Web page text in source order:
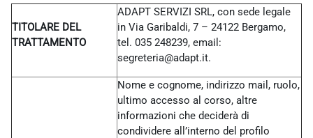
TITOLARE DEL
TRATTAMENTO
ADAPT SERVIZI SRL, con sede legale
in Via Garibaldi, 7 – 24122 Bergamo,
tel. 035 248239, email:
segreteria@adapt.it.
Nome e cognome, indirizzo mail, ruolo,
ultimo accesso al corso, altre
informazioni che deciderà di
condividere all’interno del profilo